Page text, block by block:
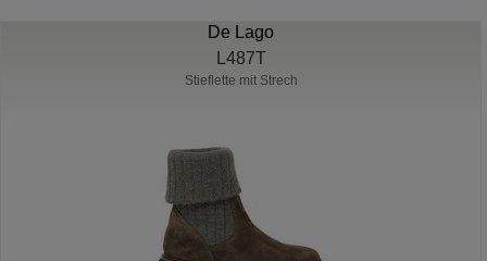
De Lago
L487T
Stieflette mit Strech